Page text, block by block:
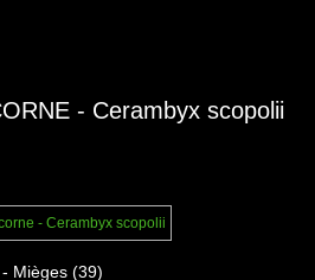
- Cerambyx scopolii
Mièges (39)